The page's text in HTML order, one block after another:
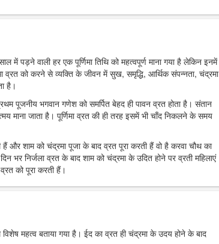
में पड़ने वाली हर एक पूर्णिमा तिथि को महत्वपूर्ण माना गया है लेकिन इनमें
व्रत को करने से व्यक्ति के जीवन में सुख, समृद्धि, आर्थिक संपन्नता, चंद्रमा
है।
पूजनीय भगवान गणेश को समर्पित बेहद ही पावन व्रत होता है। संतान
माना जाता है। पूर्णिमा व्रत की ही तरह इसमें भी चाँद निकलने के समय
हैं और शाम को चंद्रमा पूजा के बाद व्रत पूरा करती हैं वो है करवा चौथ का
भर निर्जला व्रत के बाद शाम को चंद्रमा के उदित होने पर व्रती महिलाएं
को पूरा करती हैं।
महत्व बताया गया है। ईद का व्रत ही चंद्रमा के उदय होने के बाद